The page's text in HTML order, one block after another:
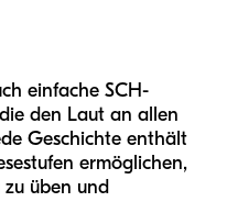
einfache SCH-
den Laut an allen
Geschichte enthält
ermöglichen,
üben und